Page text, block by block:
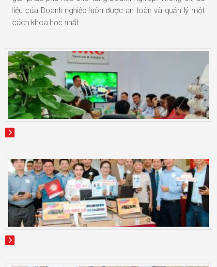
liệu của Doanh nghiệp luôn được an toàn và quản lý một
cách khoa học nhất.